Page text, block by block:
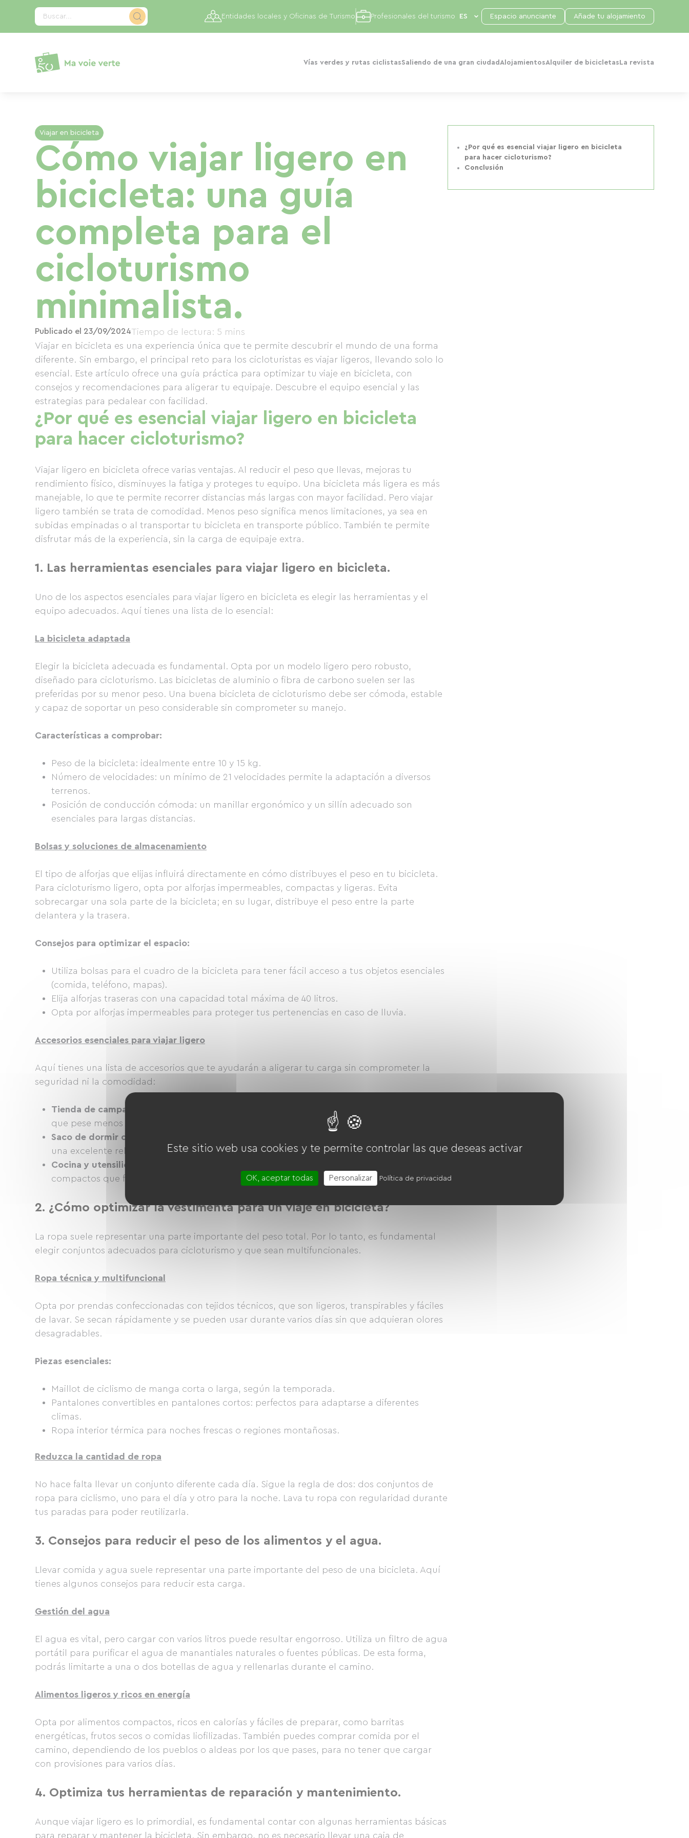
Buscar...
Vías verdes y rutas ciclistasSaliendo de una gran ciudad AlojamientosAlquiler de bicicletas La revista
Entidades locales y Oficinas de Turismo Profesionales del turismo Espacio anunciante Añade tu alojamiento
Viajar en bicicleta
Cómo viajar ligero en
bicicleta: una guía
completa para el
cicloturismo
minimalista.
Publicado el 23/09/2024Tiempo de lectura: 5 mins
Viajar en bicicleta es una experiencia única que te permite descubrir el mundo de una forma
diferente. Sin embargo, el principal reto para los cicloturistas es viajar ligeros, llevando solo lo
esencial. Este artículo ofrece una guía práctica para optimizar tu viaje en bicicleta, con
consejos y recomendaciones para aligerar tu equipaje. Descubre el equipo esencial y las
estrategias para pedalear con facilidad.
¿Por qué es esencial viajar ligero en bicicleta
para hacer cicloturismo?
Viajar ligero en bicicleta ofrece varias ventajas. Al reducir el peso que llevas, mejoras tu
rendimiento físico, disminuyes la fatiga y proteges tu equipo. Una bicicleta más ligera es más
manejable, lo que te permite recorrer distancias más largas con mayor facilidad. Pero viajar
ligero también se trata de comodidad. Menos peso significa menos limitaciones, ya sea en
subidas empinadas o al transportar tu bicicleta en transporte público. También te permite
disfrutar más de la experiencia, sin la carga de equipaje extra.
1. Las herramientas esenciales para viajar ligero en bicicleta.
Uno de los aspectos esenciales para viajar ligero en bicicleta es elegir las herramientas y el
equipo adecuados. Aquí tienes una lista de lo esencial:
La bicicleta adaptada
Elegir la bicicleta adecuada es fundamental. Opta por un modelo ligero pero robusto,
diseñado para cicloturismo. Las bicicletas de aluminio o fibra de carbono suelen ser las
preferidas por su menor peso. Una buena bicicleta de cicloturismo debe ser cómoda, estable
y capaz de soportar un peso considerable sin comprometer su manejo.
Características a comprobar:
Peso de la bicicleta: idealmente entre 10 y 15 kg.
Número de velocidades: un mínimo de 21 velocidades permite la adaptación a diversos
terrenos.
Posición de conducción cómoda: un manillar ergonómico y un sillín adecuado son
esenciales para largas distancias.
Bolsas y soluciones de almacenamiento
El tipo de alforjas que elijas influirá directamente en cómo distribuyes el peso en tu bicicleta.
Para cicloturismo ligero, opta por alforjas impermeables, compactas y ligeras. Evita
sobrecargar una sola parte de la bicicleta; en su lugar, distribuye el peso entre la parte
delantera y la trasera.
Consejos para optimizar el espacio:
Utiliza bolsas para el cuadro de la bicicleta para tener fácil acceso a tus objetos esenciales
(comida, teléfono, mapas).
Elija alforjas traseras con una capacidad total máxima de 40 litros.
Opta por alforjas impermeables para proteger tus pertenencias en caso de lluvia.
Accesorios esenciales para viajar ligero
Aquí tienes una lista de accesorios que te ayudarán a aligerar tu carga sin comprometer la
seguridad ni la comodidad:
Tienda de campaña ultraligera
(Para viajes de varios días): elige una tienda de campaña
que pese menos de 1,5 kg, que sea fácil de montar y resistente a la intemperie.
Saco de dormir compacto
una excelente relación peso/calidez.
Cocina y utensilios de cocina minimalistas.
compactos que funcionen con cartuchos de gas.
2. ¿Cómo optimizar la vestimenta para un viaje en bicicleta?
La ropa suele representar una parte importante del peso total. Por lo tanto, es fundamental
elegir conjuntos adecuados para cicloturismo y que sean multifuncionales.
Ropa técnica y multifuncional
Opta por prendas confeccionadas con tejidos técnicos, que son ligeros, transpirables y fáciles
de lavar. Se secan rápidamente y se pueden usar durante varios días sin que adquieran olores
desagradables.
Piezas esenciales:
Maillot de ciclismo de manga corta o larga, según la temporada.
Pantalones convertibles en pantalones cortos: perfectos para adaptarse a diferentes
climas.
Ropa interior térmica para noches frescas o regiones montañosas.
Reduzca la cantidad de ropa
No hace falta llevar un conjunto diferente cada día. Sigue la regla de dos: dos conjuntos de
ropa para ciclismo, uno para el día y otro para la noche. Lava tu ropa con regularidad durante
tus paradas para poder reutilizarla.
3. Consejos para reducir el peso de los alimentos y el agua.
Llevar comida y agua suele representar una parte importante del peso de una bicicleta. Aquí
tienes algunos consejos para reducir esta carga.
Gestión del agua
El agua es vital, pero cargar con varios litros puede resultar engorroso. Utiliza un filtro de agua
portátil para purificar el agua de manantiales naturales o fuentes públicas. De esta forma,
podrás limitarte a una o dos botellas de agua y rellenarlas durante el camino.
Alimentos ligeros y ricos en energía
Opta por alimentos compactos, ricos en calorías y fáciles de preparar, como barritas
energéticas, frutos secos o comidas liofilizadas. También puedes comprar comida por el
camino, dependiendo de los pueblos o aldeas por los que pases, para no tener que cargar
con provisiones para varios días.
4. Optimiza tus herramientas de reparación y mantenimiento.
Aunque viajar ligero es lo primordial, es fundamental contar con algunas herramientas básicas
para reparar y mantener la bicicleta. Sin embargo, no es necesario llevar una caja de
¿Por qué es esencial viajar ligero en bicicleta
para hacer cicloturismo?
Conclusión
Panel de gestión de cookies
Este sitio web usa cookies y te permite controlar las que deseas activar
OK, aceptar todas Personalizar Política de privacidad